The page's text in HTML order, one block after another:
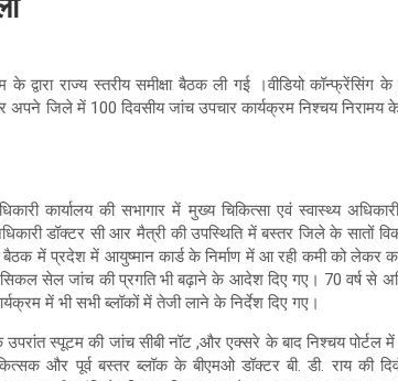
राज्य स्तरीय समीक्षा बैठक ली गई ।वीडियो कॉन्फ्रेंसिंग के
जिले में 100 दिवसीय जांच उपचार कार्यक्रम निश्चय निरामय के
कार्यालय की सभागार में मुख्य चिकित्सा एवं स्वास्थ्य
डॉक्टर सी आर मैत्री की उपस्थिति में बस्तर जिले के सातों
में प्रदेश में आयुष्मान कार्ड के निर्माण में आ रही कमी को लेकर
सिकल सेल जांच की प्रगति भी बढ़ाने के आदेश दिए गए। 70 वर्ष से
में भी सभी ब्लॉकों में तेजी लाने के निर्देश दिए गए।
स्पूटम की जांच सीबी नॉट ,और एक्सरे के बाद निश्चय पोर्टल
और पूर्व बस्तर ब्लॉक के बीएमओ डॉक्टर बी. डी. राय की